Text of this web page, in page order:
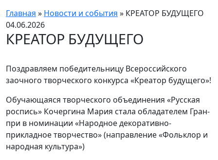
Главная » Новости и события » КРЕАТОР БУДУЩЕГО
04.06.2026
КРЕАТОР БУДУЩЕГО
Поздравляем победительницу Всероссийского
заочного творческого конкурса «Креатор будущего»!
Обучающаяся творческого объединения «Русская
роспись» Кочергина Мария стала обладателем Гран-
при в номинации «Народное декоративно-
прикладное творчество» (направление «Фольклор и
народная культура»)